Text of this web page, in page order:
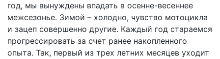
год, мы вынуждены впадать в осенне-весеннее
межсезонье. Зимой – холодно, чувство мотоцикла
и зацеп совершенно другие. Каждый год стараемся
прогрессировать за счет ранее накопленного
опыта. Так, первый из трех летних месяцев уходит